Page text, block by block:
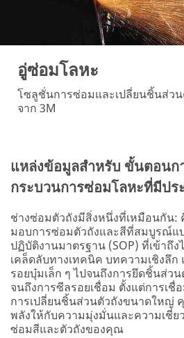
อู่ซ่อมโลหะ
โซลูชั่นการซ่อมและเปลี่ยนชิ้นส่ว
จาก 3M
แหล่งข้อมูลสำหรับ ขั้นตอนก
กระบวนการซ่อมโลหะที่มีปร
ช่างซ่อมตัวถังมีสิ่งหนึ่งที่เหมือนกัน:
มอบการซ่อมตัวถังและสีที่สมบูรณ์แ
ปฏิบัติงานมาตรฐาน (SOP) ที่เข้าถึง
เคล็ดลับทางเทคนิค บทความเชิงลึ
รอยบุ๋มเล็ก ๆ ไปจนถึงการยึดชิ้นส่ว
จนถึงการซีลรอยเชื่อม ตั้งแต่การเชื่
การเปลี่ยนชิ้นส่วนตัวถังขนาดใหญ่
พลังให้กับความมุ่งมั่นและความเชี่
ซ่อมสีและตัวถังของคุณ